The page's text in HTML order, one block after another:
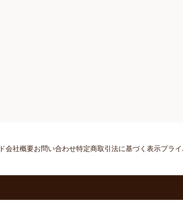
会社概要お問い合わせ特定商取引法に基づく表示プラ